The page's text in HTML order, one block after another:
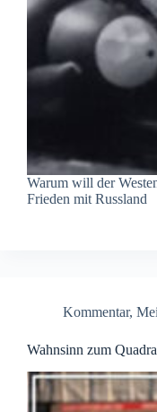
Warum will der
Frieden mit Russland
Kommentar,
Wahnsinn zum